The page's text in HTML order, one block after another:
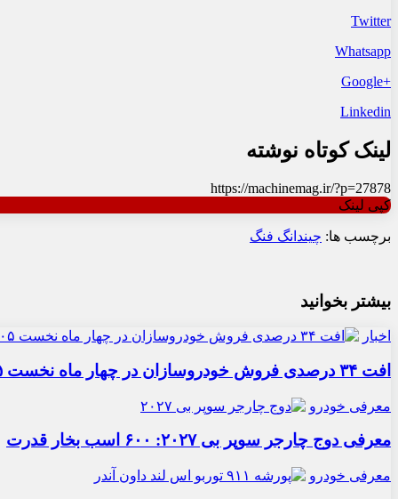
Twitter
Whatsapp
+Google
Linkedin
لینک کوتاه نوشته
https://machinemag.ir/?p=27878
کپی لینک
برچسب ها: چیندانگ فنگ
بیشتر بخوانید
اخبار
افت ۳۴ درصدی فروش خودروسازان در چهار ماه نخست ۱۴۰۵
معرفی خودرو
معرفی دوج چارجر سوپر بی ۲۰۲۷: ۶۰۰ اسب بخار قدرت
معرفی خودرو